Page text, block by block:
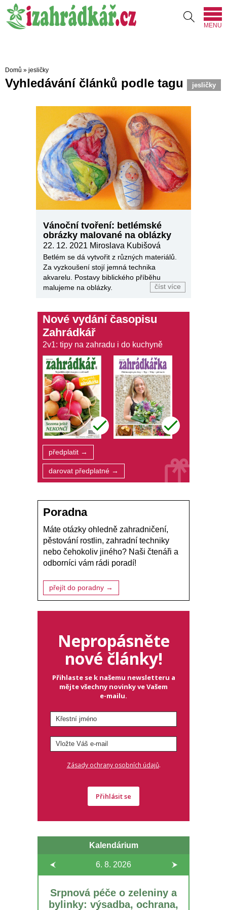
MENU
Domů » jesličky
Vyhledávání článků podle tagu jesličky
Vánoční tvoření: betlémské
obrázky malované na oblázky
22. 12. 2021 Miroslava Kubišová
Betlém se dá vytvořit z různých materiálů.
Za vyzkoušení stojí jemná technika
akvarelu. Postavy biblického příběhu
malujeme na oblázky.
číst více
Nové vydání časopisu
Zahrádkář
2v1: tipy na zahradu i do kuchyně
předplatit →
darovat předplatné →
Poradna
Máte otázky ohledně zahradničení,
pěstování rostlin, zahradní techniky
nebo čehokoliv jiného? Naši čtenáři a
odborníci vám rádi poradí!
přejít do poradny →
Nepropásněte
nové články!
Přihlaste se k našemu newsletteru a
mějte všechny novinky ve Vašem
e-mailu.
Zásady ochrany osobních údajů.
Přihlásit se
Kalendárium
6. 8. 2026
Srpnová péče o zeleniny a
bylinky: výsadba, ochrana,